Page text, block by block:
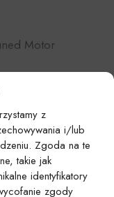
z
i/lub
Zgoda na te
takie jak
identyfikatory
zgody
Motor
of remaining
MicroTune
Handlebar